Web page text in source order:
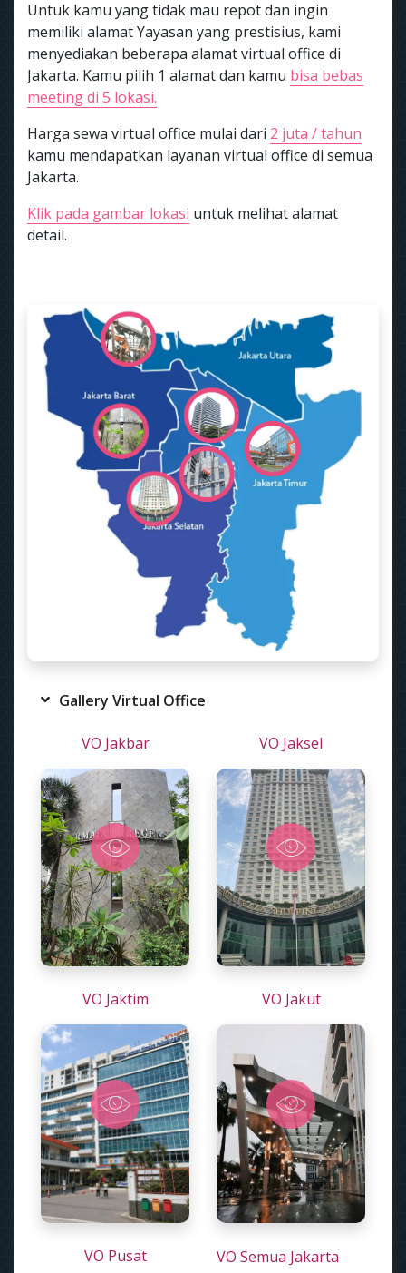
Untuk kamu yang tidak mau repot dan ingin
memiliki alamat Yayasan yang prestisius, kami
menyediakan beberapa alamat virtual office di
Jakarta. Kamu pilih 1 alamat dan kamu bisa bebas
meeting di 5 lokasi.
Harga sewa virtual office mulai dari 2 juta / tahun
kamu mendapatkan layanan virtual office di semua
Jakarta.
Klik pada gambar lokasi untuk melihat alamat
detail.
Gallery Virtual Office
VO Jakbar VO Jaksel
VO Jaktim VO Jakut
VO Pusat VO Semua Jakarta